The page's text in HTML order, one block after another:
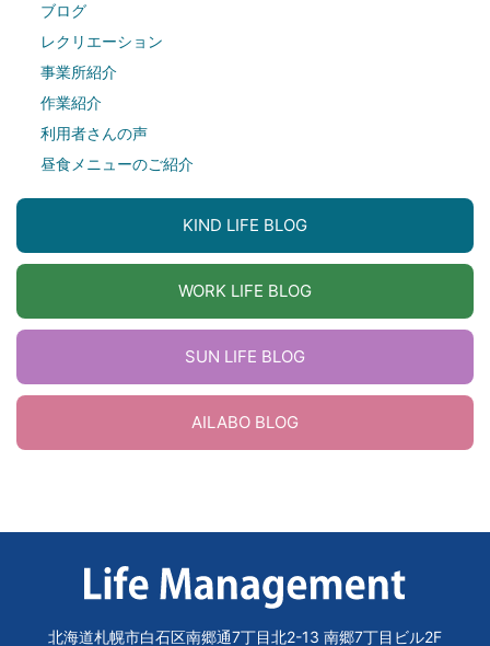
ブログ
レクリエーション
事業所紹介
作業紹介
利用者さんの声
昼食メニューのご紹介
KIND LIFE BLOG
WORK LIFE BLOG
SUN LIFE BLOG
AILABO BLOG
北海道札幌市白石区南郷通7丁目北2-13 南郷7丁目ビル2F